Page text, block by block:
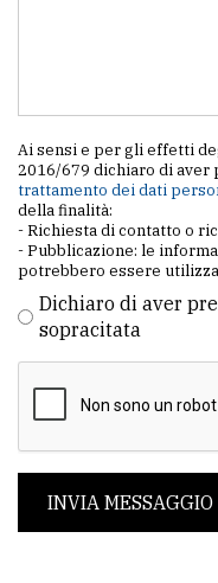
Ai sensi e per gli effetti
2016/679 dichiaro di aver
trattamento dei dati
della finalità:
- Richiesta di contatto o
- Pubblicazione: le
potrebbero essere
Dichiaro di aver
sopracitata
INVIA MESSAGGIO